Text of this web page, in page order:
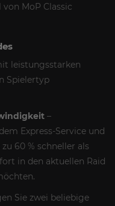
MoP Classic
leistungsstarken
Spielertyp
–
Express-Service und
60 % schneller als
in den aktuellen Raid
Sie zwei beliebige